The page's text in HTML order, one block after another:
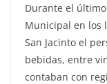
Durante el
Municipal en los
San Jacinto el
bebidas, entre
contaban con